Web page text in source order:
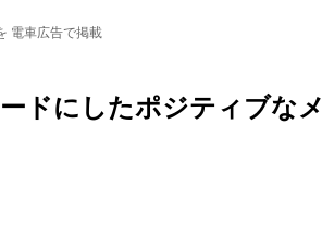
電車広告で掲載
ドにしたポジティブなメ